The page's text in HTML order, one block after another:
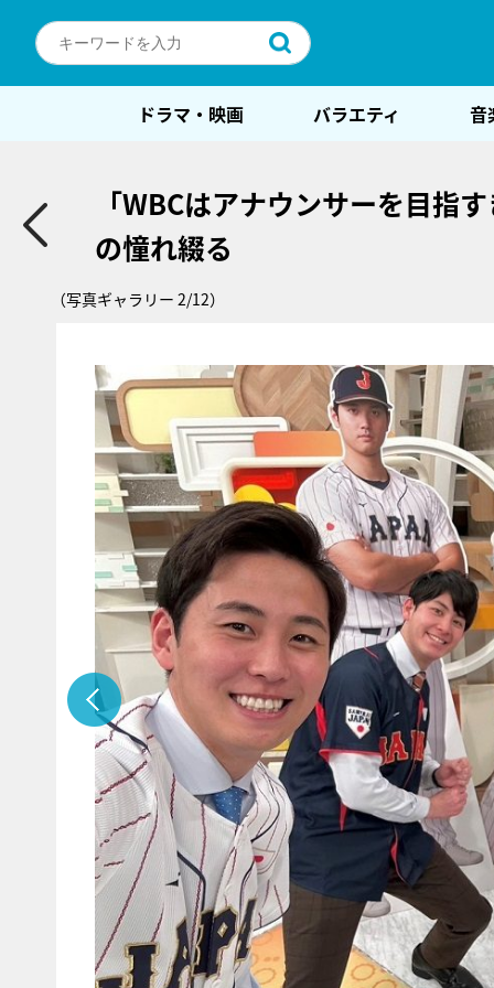
ドラマ・映画 バラエティ 音
「WBCはアナウンサーを目指
の憧れ綴る
（写真ギャラリー 2/12）